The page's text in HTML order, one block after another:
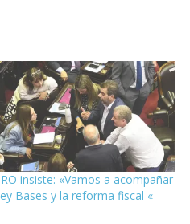
insiste: «Vamos a acompañar
Bases y la reforma fiscal «